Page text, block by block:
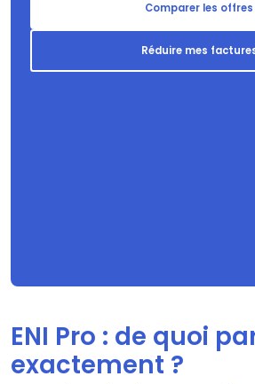
Comparer les offres
Réduire mes
ENI Pro : de quoi
exactement ?